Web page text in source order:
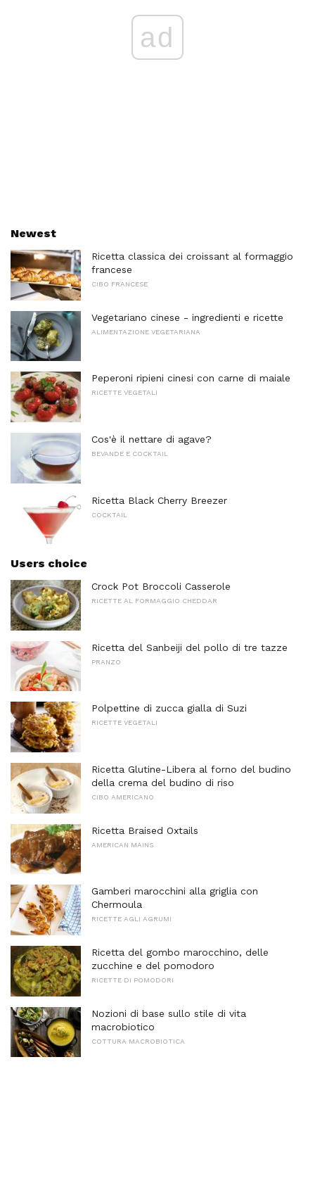
ad
Newest
Ricetta classica dei croissant al formaggio
francese
CIBO FRANCESE
Vegetariano cinese - ingredienti e ricette
ALIMENTAZIONE VEGETARIANA
Peperoni ripieni cinesi con carne di maiale
RICETTE VEGETALI
Cos'è il nettare di agave?
BEVANDE E COCKTAIL
Ricetta Black Cherry Breezer
COCKTAIL
Users choice
Crock Pot Broccoli Casserole
RICETTE AL FORMAGGIO CHEDDAR
Ricetta del Sanbeiji del pollo di tre tazze
PRANZO
Polpettine di zucca gialla di Suzi
RICETTE VEGETALI
Ricetta Glutine-Libera al forno del budino
della crema del budino di riso
CIBO AMERICANO
Ricetta Braised Oxtails
AMERICAN MAINS
Gamberi marocchini alla griglia con
Chermoula
RICETTE AGLI AGRUMI
Ricetta del gombo marocchino, delle
zucchine e del pomodoro
RICETTE DI POMODORI
Nozioni di base sullo stile di vita
macrobiotico
COTTURA MACROBIOTICA